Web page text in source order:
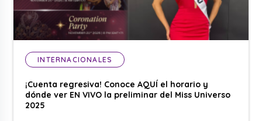
INTERNACIONALES
¡Cuenta regresiva! Conoce AQUÍ el horario y
dónde ver EN VIVO la preliminar del Miss Universo
2025